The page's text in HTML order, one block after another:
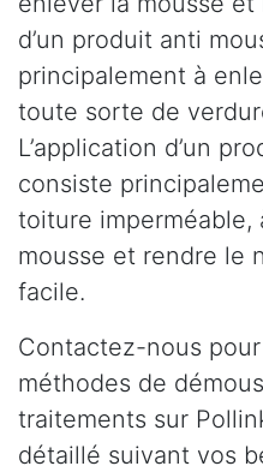
d’un produit anti
principalement à
toute sorte de
L’application d’un
consiste
toiture imperméable,
mousse et rendre le
facile.
Contactez-nous
méthodes de
traitements sur
détaillé suivant vos